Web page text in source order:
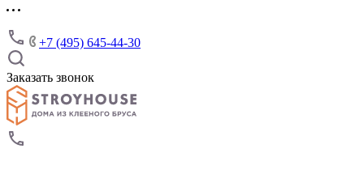
+7 (495) 645-44-30
Заказать звонок